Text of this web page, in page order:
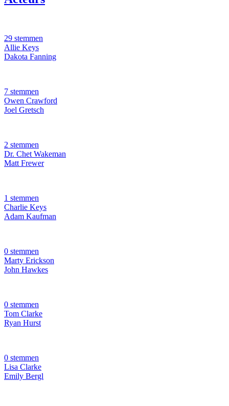
29 stemmen
Allie Keys
Dakota Fanning
7 stemmen
Owen Crawford
Joel Gretsch
2 stemmen
Dr. Chet Wakeman
Matt Frewer
1 stemmen
Charlie Keys
Adam Kaufman
0 stemmen
Marty Erickson
John Hawkes
0 stemmen
Tom Clarke
Ryan Hurst
0 stemmen
Lisa Clarke
Emily Bergl